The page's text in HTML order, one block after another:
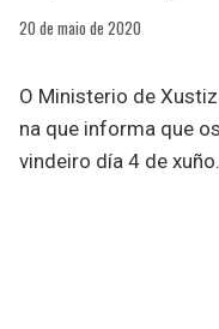
20 de maio de 2020
O Ministerio de
na que informa que
vindeiro día 4 de xuño.